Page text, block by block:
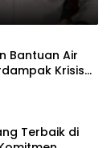
Bantuan Air
Krisis
Terbaik di